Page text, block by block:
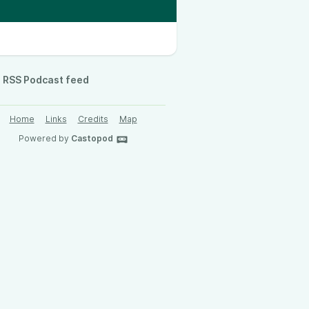
RSS Podcast feed
Home Links Credits
Map
Powered by Castopod